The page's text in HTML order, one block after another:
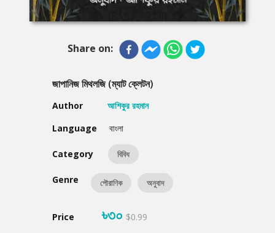
Share on:
জাপানিজ মিথলজি (ম্যাট ক্লেটন)
Author
আশিকুর রহমান
Language
বাংলা
Category বিবিধ
Genre পৌরাণিক অনুবাদ
Price ৳৩০ $0.99